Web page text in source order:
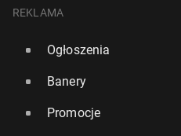
REKLAMA
Ogłoszenia
Banery
Promocje